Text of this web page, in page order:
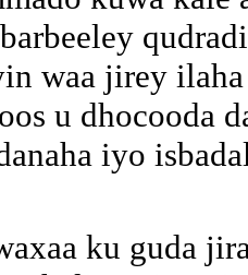
waa jirey
u dhocooda
iyo
ku guda